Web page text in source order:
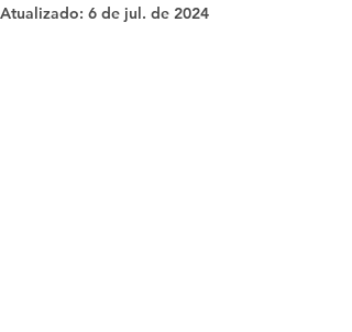
Atualizado: 6 de jul. de 2024